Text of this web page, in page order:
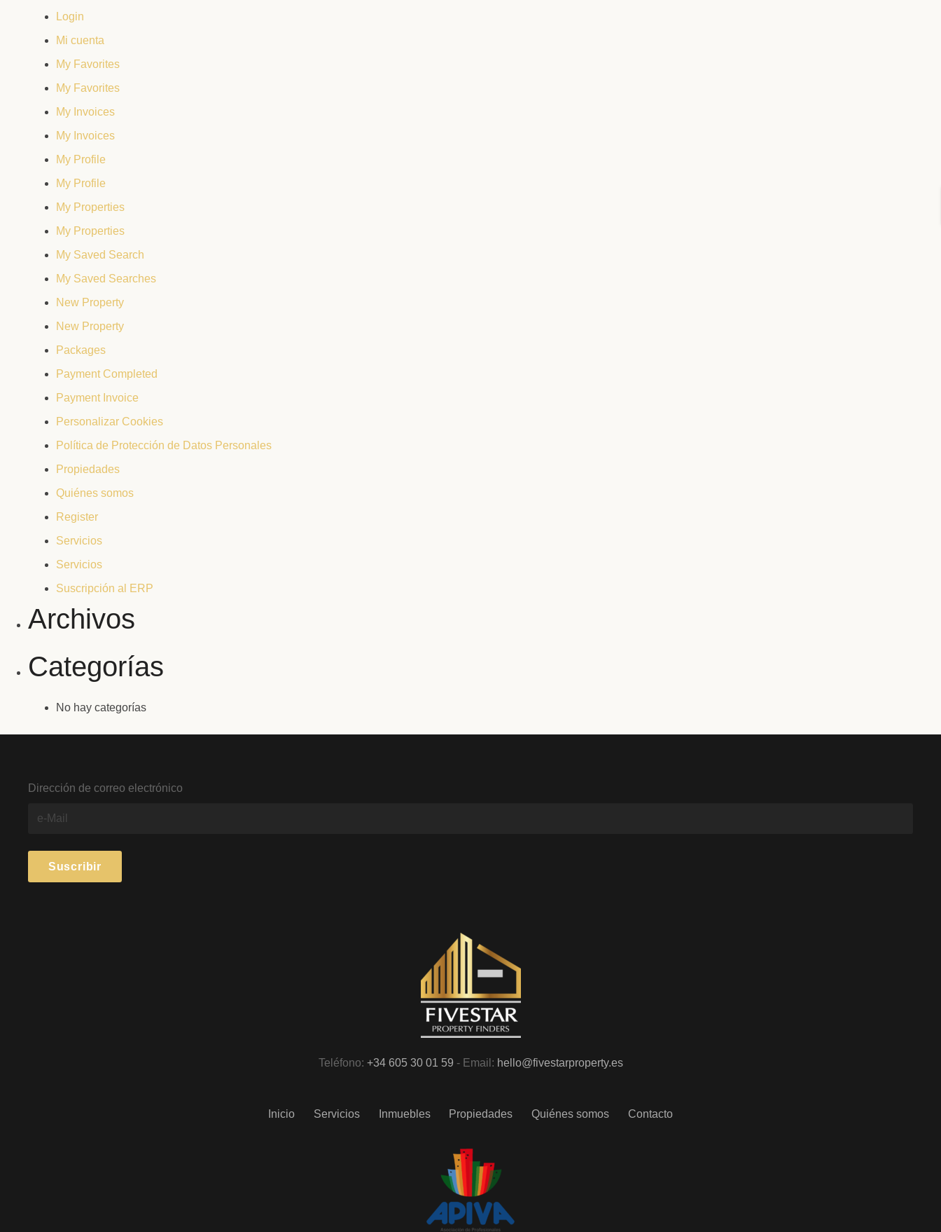
Login
Mi cuenta
My Favorites
My Favorites
My Invoices
My Invoices
My Profile
My Profile
My Properties
My Properties
My Saved Search
My Saved Searches
New Property
New Property
Packages
Payment Completed
Payment Invoice
Personalizar Cookies
Política de Protección de Datos Personales
Propiedades
Quiénes somos
Register
Servicios
Servicios
Suscripción al ERP
Archivos
Categorías
No hay categorías
Dirección de correo electrónico
Teléfono: +34 605 30 01 59 - Email: hello@fivestarproperty.es
Inicio Servicios Inmuebles Propiedades Quiénes somos Contacto